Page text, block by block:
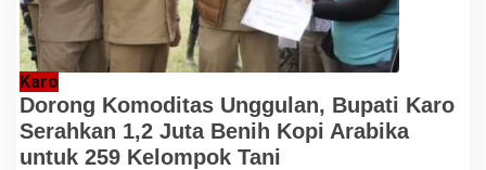
Karo
Dorong Komoditas Unggulan, Bupati Karo
Serahkan 1,2 Juta Benih Kopi Arabika
untuk 259 Kelompok Tani